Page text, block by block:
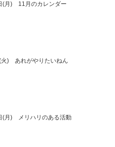
(月) 11月のカレンダー
) あれがやりたいねん
(月) メリハリのある活動